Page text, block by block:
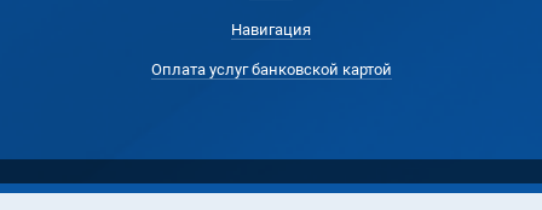
Навигация
Оплата услуг банковской картой